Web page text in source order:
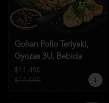
Gohan Pollo Teriyaki,
Gyozas 3U, Bebida
$11.490
$12.090